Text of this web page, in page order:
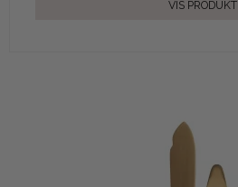
VIS PRODUKT